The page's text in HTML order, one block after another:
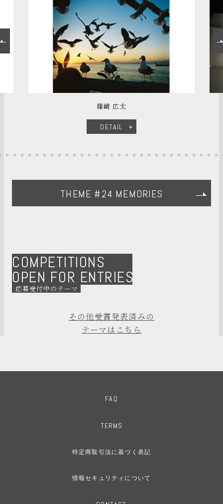
篠﨑 広太
DETAIL
THEME #24 MEMORIES
COMPETITIONS
OPEN FOR ENTRIES
応募受付中のテーマ
その他受賞発表済みの
テーマはこちら
FAQ
TERMS
特定商取引法に基づく表記
情報セキュリティについて